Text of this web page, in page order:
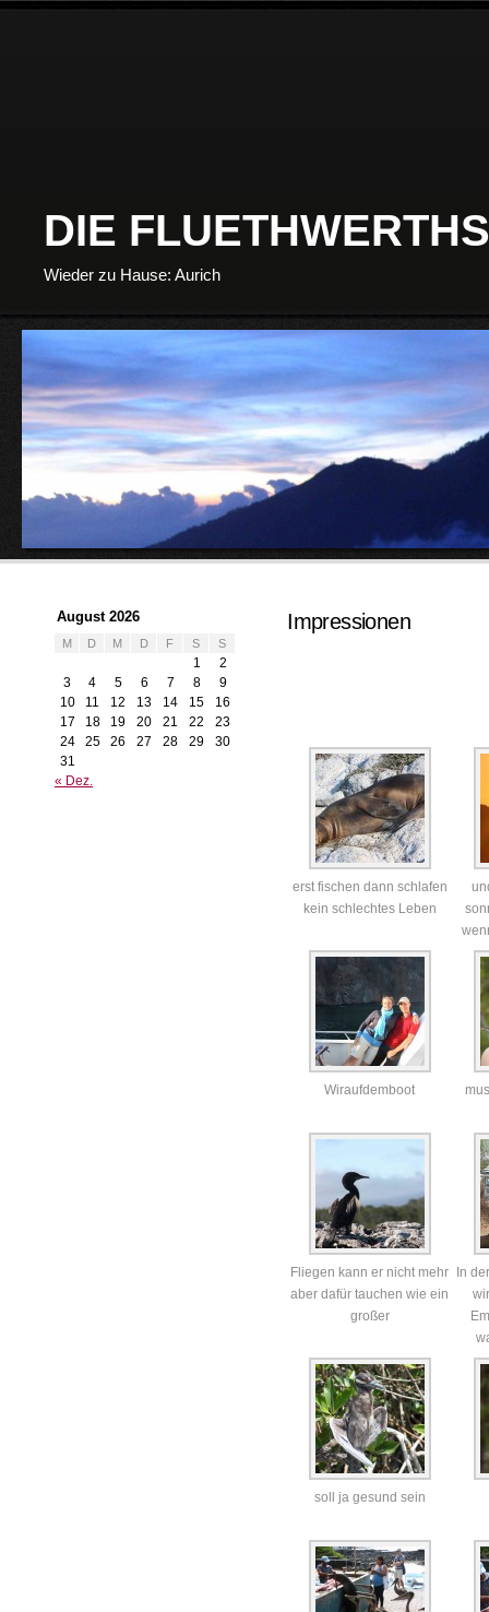
DIE
Wieder zu Hause: Aurich
Impressionen
erst fischen dann schlafen
kein schlechtes Leben
Wiraufdemboot
Fliegen kann er nicht mehr
aber dafür tauchen wie ein
großer
In
soll ja gesund sein
August 2026
M D M D F S S
1
2
3
4 5 6 7 8
9
10
11 12 13 14 15
16
17
18 19 20 21 22
23
24
25 26 27 28 29
30
31
« Dez.